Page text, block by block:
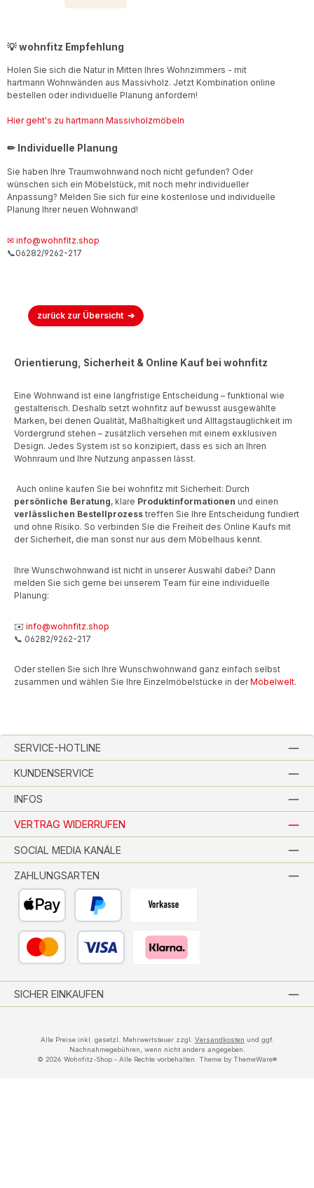
💡 wohnfitz Empfehlung
Holen Sie sich die Natur in Mitten Ihres Wohnzimmers - mit
hartmann Wohnwänden aus Massivholz. Jetzt Kombination online
bestellen oder individuelle Planung anfordern!
Hier geht's zu hartmann Massivholzmöbeln
✏ Individuelle Planung
Sie haben Ihre Traumwohnwand noch nicht gefunden? Oder
wünschen sich ein Möbelstück, mit noch mehr individueller
Anpassung? Melden Sie sich für eine kostenlose und individuelle
Planung Ihrer neuen Wohnwand!
✉ info@wohnfitz.shop
📞06282/9262-217
zurück zur Übersicht
Orientierung, Sicherheit & Online Kauf bei wohnfitz
Eine Wohnwand ist eine langfristige Entscheidung – funktional wie
gestalterisch. Deshalb setzt wohnfitz auf bewusst ausgewählte
Marken, bei denen Qualität, Maßhaltigkeit und Alltagstauglichkeit im
Vordergrund stehen – zusätzlich versehen mit einem exklusiven
Design. Jedes System ist so konzipiert, dass es sich an Ihren
Wohnraum und Ihre Nutzung anpassen lässt.
Auch online kaufen Sie bei wohnfitz mit Sicherheit: Durch
persönliche Beratung, klare Produktinformationen und einen
verlässlichen Bestellprozess treffen Sie Ihre Entscheidung fundiert
und ohne Risiko. So verbinden Sie die Freiheit des Online Kaufs mit
der Sicherheit, die man sonst nur aus dem Möbelhaus kennt.
Ihre Wunschwohnwand ist nicht in unserer Auswahl dabei? Dann
melden Sie sich gerne bei unserem Team für eine individuelle
Planung:
✉️ info@wohnfitz.shop
📞 06282/9262-217
Oder stellen Sie sich Ihre Wunschwohnwand ganz einfach selbst
zusammen und wählen Sie Ihre Einzelmöbelstücke in derMöbelwelt.
SERVICE-HOTLINE
KUNDENSERVICE
INFOS
VERTRAG WIDERRUFEN
ZAHLUNGSARTEN
SOCIAL MEDIA KANÄLE
SICHER EINKAUFEN
Alle Preise inkl. gesetzl. Mehrwertsteuer zzgl. Versandkosten und ggf.
Nachnahmegebühren, wenn nicht anders angegeben.
© 2026 Wohnfitz-Shop - Alle Rechte vorbehalten. Theme by ThemeWare®